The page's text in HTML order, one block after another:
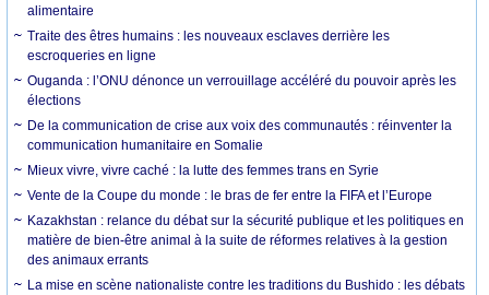
alimentaire
Traite des êtres humains : les nouveaux esclaves derrière les
escroqueries en ligne
Ouganda : l’ONU dénonce un verrouillage accéléré du pouvoir après les
élections
De la communication de crise aux voix des communautés : réinventer la
communication humanitaire en Somalie
Mieux vivre, vivre caché : la lutte des femmes trans en Syrie
Vente de la Coupe du monde : le bras de fer entre la FIFA et l’Europe
Kazakhstan : relance du débat sur la sécurité publique et les politiques en
matière de bien-être animal à la suite de réformes relatives à la gestion
des animaux errants
La mise en scène nationaliste contre les traditions du Bushido : les débats